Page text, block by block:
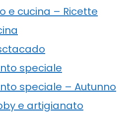
e cucina – Ricette
speciale
speciale – Autunno
e artigianato